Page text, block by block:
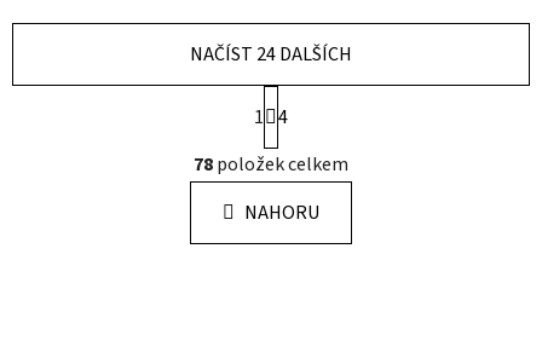
O
v
l
á
d
NAČÍST 24 DALŠÍCH
S
t
r
á
n
k
1 4
78položek celkem
NAHORU